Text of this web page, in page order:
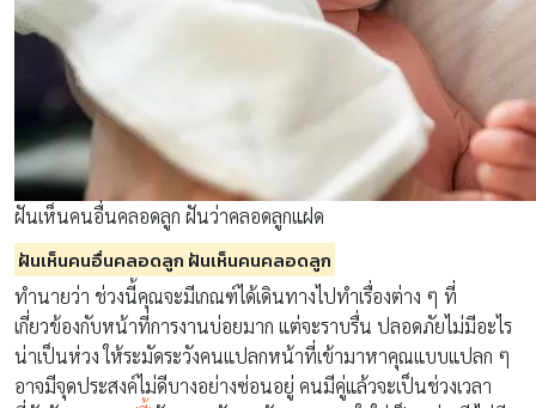
ฝันเห็นคนอื่นคลอดลูก ฝันว่าคลอดลูกแฝด
ฝันเห็นคนอื่นคลอดลูก ฝันเห็นคนคลอดลูก
ทำนายว่า ช่วงนี้คุณจะมีเกณฑ์ได้เดินทางไปทำเรื่องต่าง ๆ ที่
เกี่ยวข้องกับหน้าที่การงานบ่อยมาก แต่จะราบรื่น ปลอดภัยไม่มีอะไร
น่าเป็นห่วง ให้ระมัดระวังคนแปลกหน้าที่เข้ามาหาคุณแบบแปลก ๆ
อาจมีจุดประสงค์ไม่ดีบางอย่างซ่อนอยู่ คนมีคู่แล้วจะเป็นช่วงเวลา